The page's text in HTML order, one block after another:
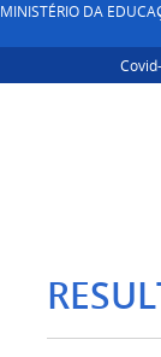
MINISTÉRIO DA